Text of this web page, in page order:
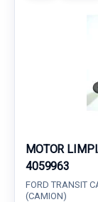
MOTOR
4059963
FORD TRANSIT
(CAMION)